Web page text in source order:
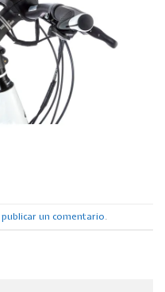
publicar un comentario.